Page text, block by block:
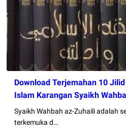
Download Terjemahan 10
Islam Karangan Syaikh
Syaikh Wahbah az-Zuhaili adalah
terkemuka d…